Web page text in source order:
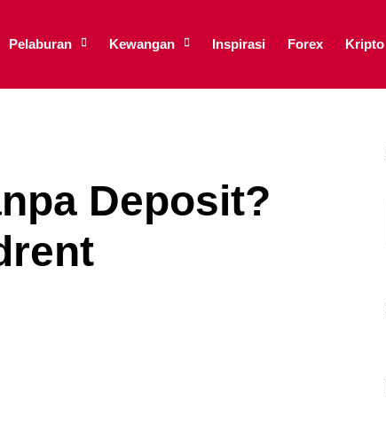
Pelaburan Kewangan Inspirasi Forex Kripto
Deposit?